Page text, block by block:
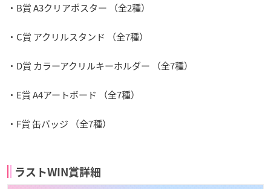
・B賞 A3クリアポスター （全2種）
・C賞 アクリルスタンド （全7種）
・D賞 カラーアクリルキーホルダー （全7種）
・E賞 A4アートボード （全7種）
・F賞 缶バッジ （全7種）
ラストWIN賞詳細